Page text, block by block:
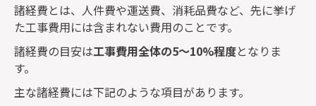
諸経費とは、人件費や運送費、消耗品費など、先に挙げ
た工事費用には含まれない費用のことです。
諸経費の目安は工事費用全体の5〜10%程度となりま
す。
主な諸経費には下記のような項目があります。